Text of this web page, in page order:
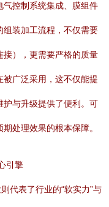
控制系统集成、膜组件
装加工流程，不仅需要
），更需要严格的质量
广泛采用，这不仅能提
与升级提供了便利。可
处理效果的根本保障。
引擎
代表了行业的“软实力”与